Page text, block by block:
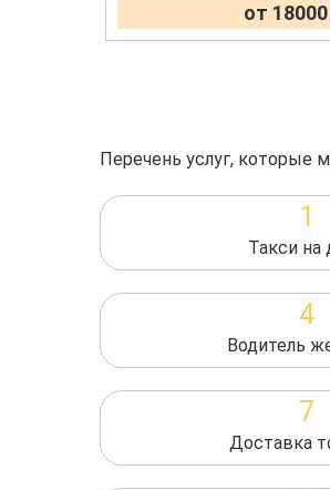
от
Перечень услуг, которые
1
Такси на
4
Водитель
7
Доставка